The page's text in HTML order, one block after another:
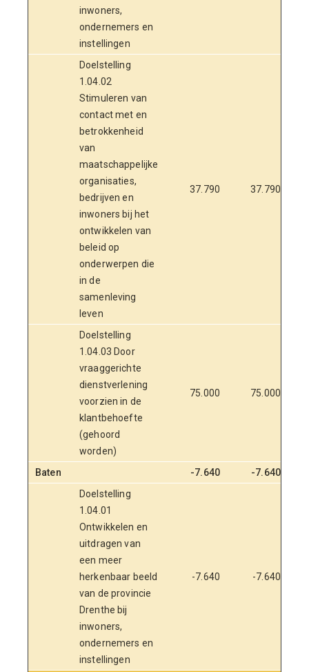
inwoners,
ondernemers en
instellingen
Doelstelling
1.04.02
Stimuleren van
contact met en
betrokkenheid
van
maatschappelijke
organisaties,
bedrijven en
inwoners bij het
ontwikkelen van
beleid op
onderwerpen die
in de
samenleving
leven
37.790 37.790
Doelstelling
1.04.03 Door
vraaggerichte
dienstverlening
voorzien in de
klantbehoefte
(gehoord
worden)
75.000 75.000
Baten -7.640
-7.640
Doelstelling
1.04.01
Ontwikkelen en
uitdragen van
een meer
herkenbaar beeld
van de provincie
Drenthe bij
inwoners,
ondernemers en
instellingen
-7.640 -7.640